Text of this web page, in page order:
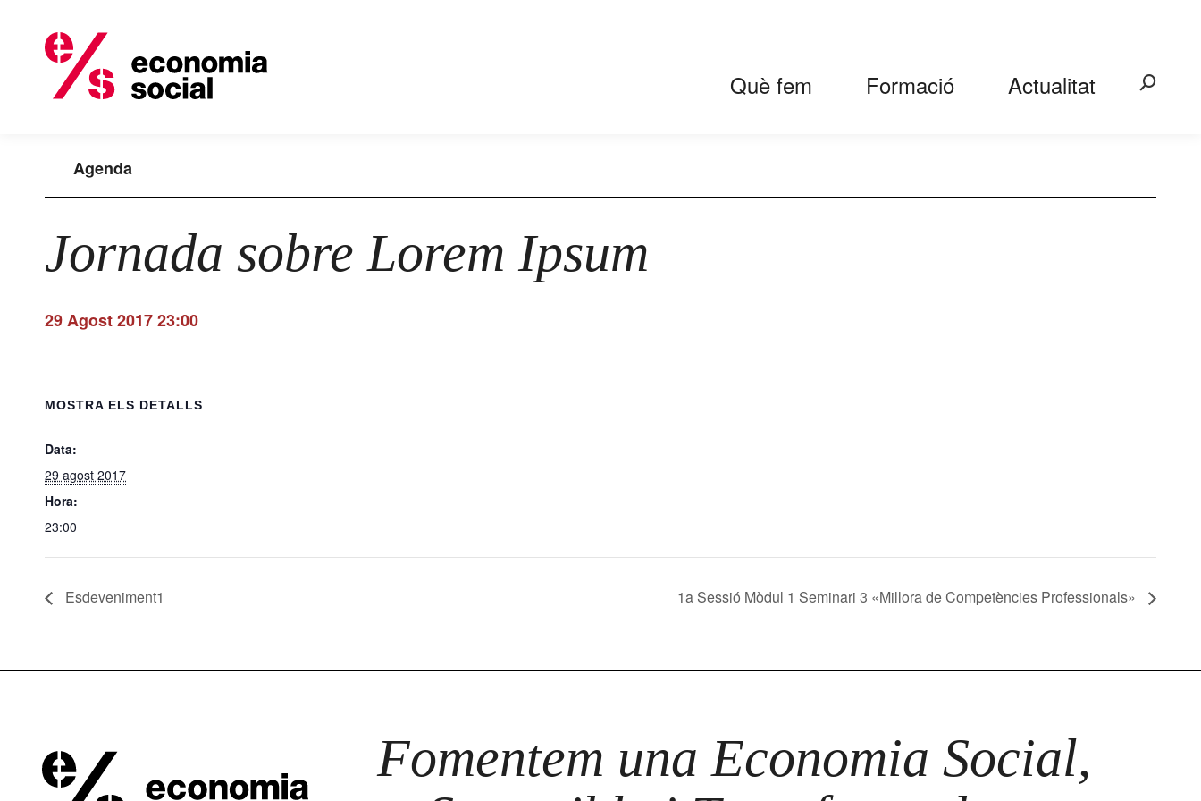
Què fem Formació Actualitat Search:
Agenda
Jornada sobre Lorem Ipsum
29 Agost 2017 23:00
MOSTRA ELS DETALLS
Data:
29 agost 2017
Hora:
23:00
Esdeveniment1 1a Sessió Mòdul 1 Seminari 3 «Millora de Competències Professionals»
Fomentem una Economia Social,